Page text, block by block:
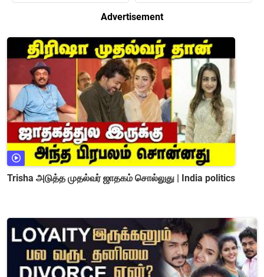
Advertisement
Trisha அடுத்த முதல்வர் ஜாதகம் சொல்லுது | India politics